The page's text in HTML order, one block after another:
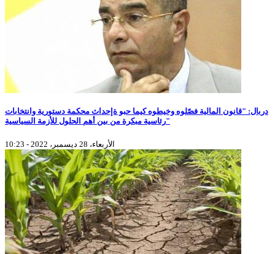
دربال: "قانون المالية فصّلوه وخيطوه كيما حبو ةإحداث محكمة دستورية وانتخابات
رئاسية مبكرة من بين أهم الحلول للأزمة السياسية"
الأربعاء، 28 ديسمبر، 2022 - 10:23